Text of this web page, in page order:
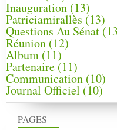
PAGES
Inauguration (13)
Patriciamirallès (13)
Questions Au Sénat
Réunion (12)
Album (11)
Partenaire(11)
Communication (10)
Journal Officiel (10)